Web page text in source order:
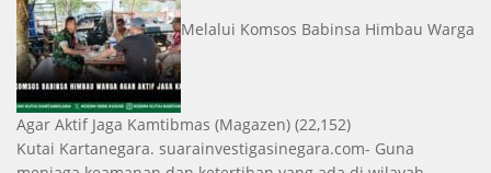
Melalui Komsos Babinsa Himbau Warga
Agar Aktif Jaga Kamtibmas (Magazen) (22,152)
Kutai Kartanegara. suarainvestigasinegara.com- Guna